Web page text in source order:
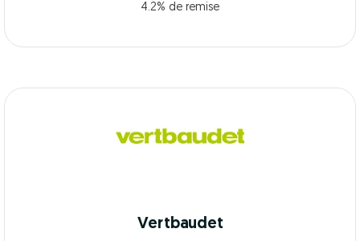
4.2% de remise
Vertbaudet